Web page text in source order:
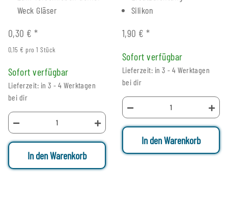
Weck Gläser
0,30 €*
0,15 € pro 1 Stück
Sofort verfügbar
Lieferzeit: in 3 - 4 Werktagen
bei dir
In den Warenkorb
Silikon
1,90 €*
Sofort verfügbar
Lieferzeit: in 3 - 4 Werktagen
bei dir
In den Warenkorb